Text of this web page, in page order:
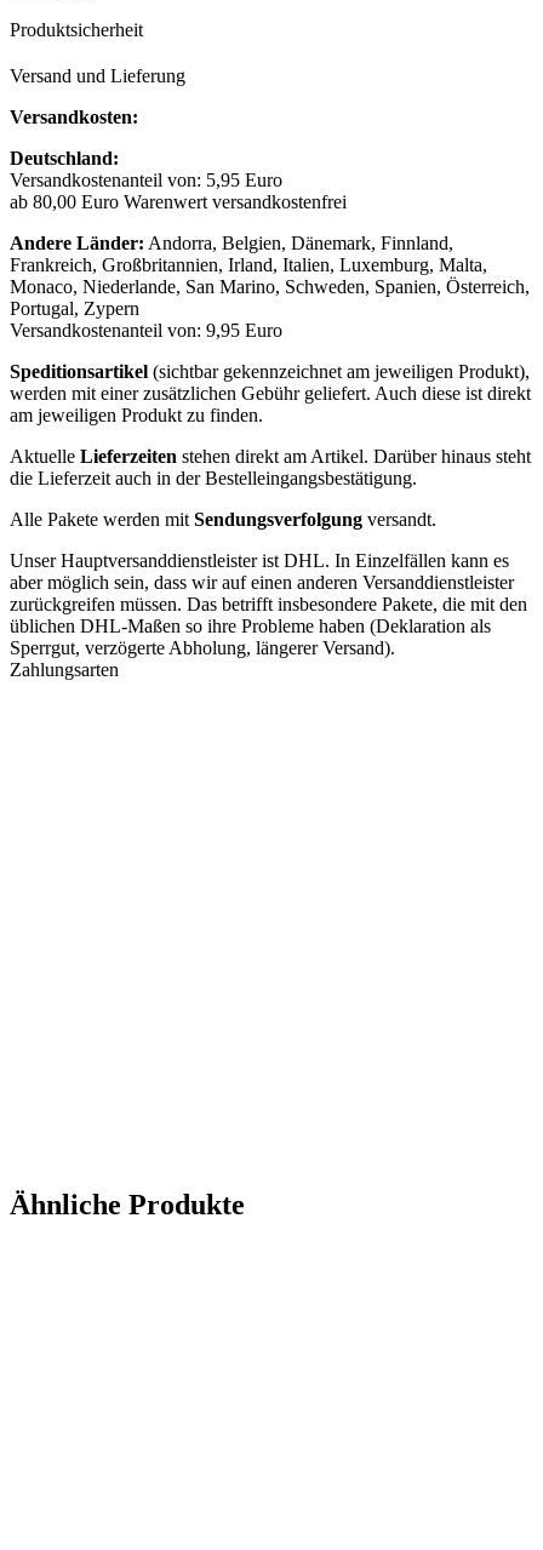
Produktsicherheit
Versand und Lieferung
Versandkosten:
Deutschland:
Versandkostenanteil von: 5,95 Euro
ab 80,00 Euro Warenwert versandkostenfrei
Andere Länder: Andorra, Belgien, Dänemark, Finnland,
Frankreich, Großbritannien, Irland, Italien, Luxemburg, Malta,
Monaco, Niederlande, San Marino, Schweden, Spanien, Österreich,
Portugal, Zypern
Versandkostenanteil von: 9,95 Euro
Speditionsartikel (sichtbar gekennzeichnet am jeweiligen Produkt),
werden mit einer zusätzlichen Gebühr geliefert. Auch diese ist direkt
am jeweiligen Produkt zu finden.
Aktuelle Lieferzeiten stehen direkt am Artikel. Darüber hinaus steht
die Lieferzeit auch in der Bestelleingangsbestätigung.
Alle Pakete werden mit Sendungsverfolgung versandt.
Unser Hauptversanddienstleister ist DHL. In Einzelfällen kann es
aber möglich sein, dass wir auf einen anderen Versanddienstleister
zurückgreifen müssen. Das betrifft insbesondere Pakete, die mit den
üblichen DHL-Maßen so ihre Probleme haben (Deklaration als
Sperrgut, verzögerte Abholung, längerer Versand).
Zahlungsarten
Ähnliche Produkte